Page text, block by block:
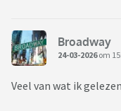
Broadway
24-03-2026om
Veel van wat ik